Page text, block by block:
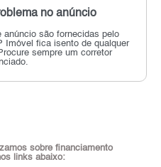
no anúncio
são fornecidas pelo
Imóvel fica isento de qualquer
sempre um corretor
sobre financiamento
links abaixo: